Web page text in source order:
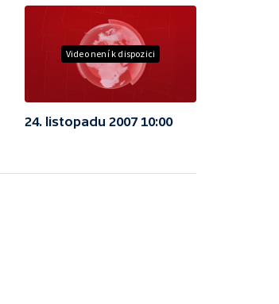
Video není k dispozici
24. listopadu 2007 10:00